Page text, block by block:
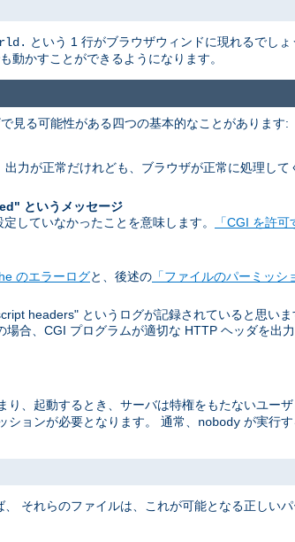
という 1 行がブラウザウィンドに現れるでし
動かすことができるようになります。
見る可能性がある四つの基本的なことがあります:
力が正常だけれども、ブラウザが正常に処理し
というメッセージ
していなかったことを意味します。
「CGI を許
のエラーログと、後述の 「ファイルのパーミッシ
headers" というログが記録されていると思い
合、CGI プログラムが適切な HTTP ヘッダを出
、起動するとき、サーバは特権をもたないユーザ
ョンが必要となります。 通常、 nobody が実行
それらのファイルは、これが可能となる正しい